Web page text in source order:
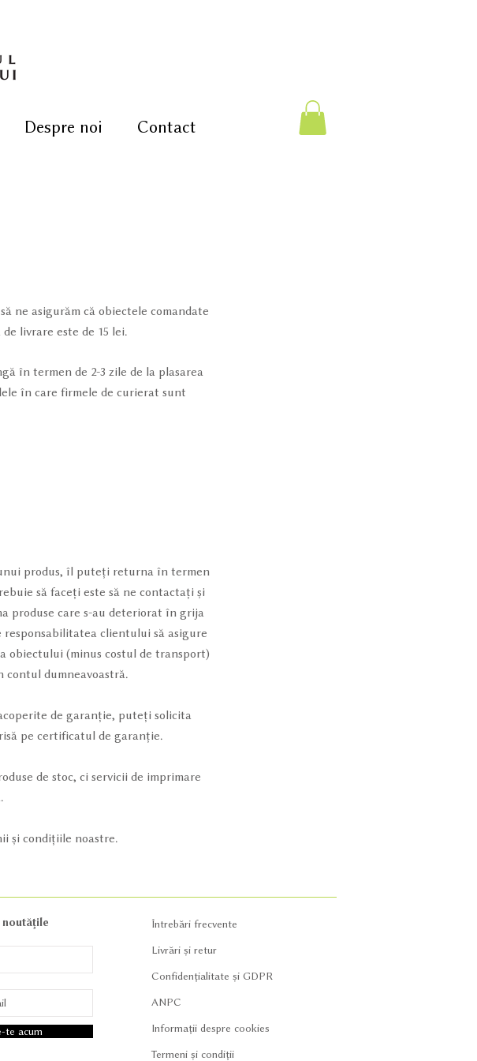
Despre noi Contact
ne asigurăm că obiectele comandate
livrare este de 15 lei.
în termen de 2-3 zile de la plasarea
în care firmele de curierat sunt
produs, îl puteți returna în termen
să faceți este să ne contactați și
produse care s-au deteriorat în grija
clientului să asigure
obiectului (minus costul de transport)
dumneavoastră.
de garanție, puteți solicita
pe certificatul de garanție.
de stoc, ci servicii de imprimare
și condițiile noastre.
noutățile
te acum
Întrebări frecvente
Livrări și retur
Confidențialitate și GDPR
ANPC
Informații despre cookies
Termeni și condiții